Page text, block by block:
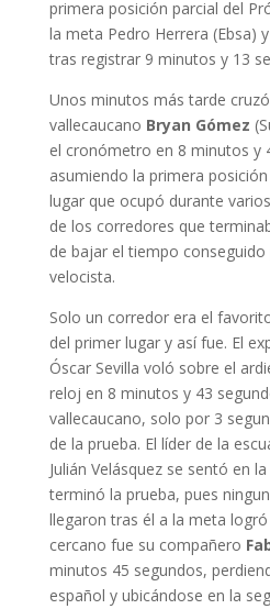
primera posición parcial del
la meta Pedro Herrera (Ebsa)
tras registrar 9 minutos y 13
Unos minutos más tarde
vallecaucano Bryan Gómez
el cronómetro en 8 minutos y
asumiendo la primera
lugar que ocupó durante
de los corredores que
de bajar el tiempo
velocista.
Solo un corredor era el
del primer lugar y así fue. El
Óscar Sevilla voló sobre el
reloj en 8 minutos y 43
vallecaucano, solo por 3
de la prueba. El líder de la
Julián Velásquez se sentó en
terminó la prueba, pues
llegaron tras él a la meta
cercano fue su compañero
minutos 45 segundos,
español y ubicándose en la